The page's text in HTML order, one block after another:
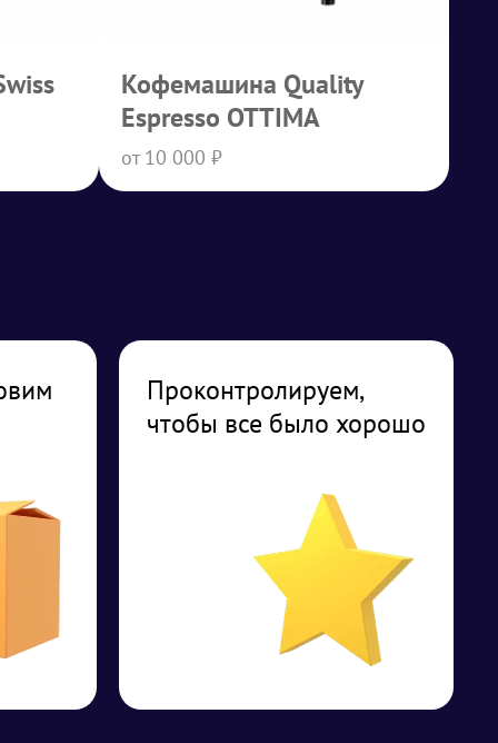
Кофемашина Quality
Espresso OTTIMA
от 10 000 ₽
Проконтролируем,
чтобы все было хорошо